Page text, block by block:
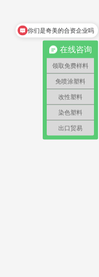
在线咨询
领取免费样料
免喷涂塑料
改性塑料
染色塑料
出口贸易
怎么领取免费样料？